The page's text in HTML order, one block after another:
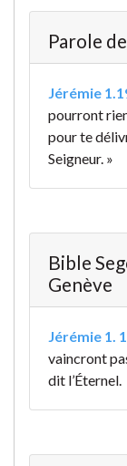
Parole
Jérémie
pourront
pour te
Seigneur. »
Bible
Genève
Jérémie 1.
vaincront
dit l’Éternel.